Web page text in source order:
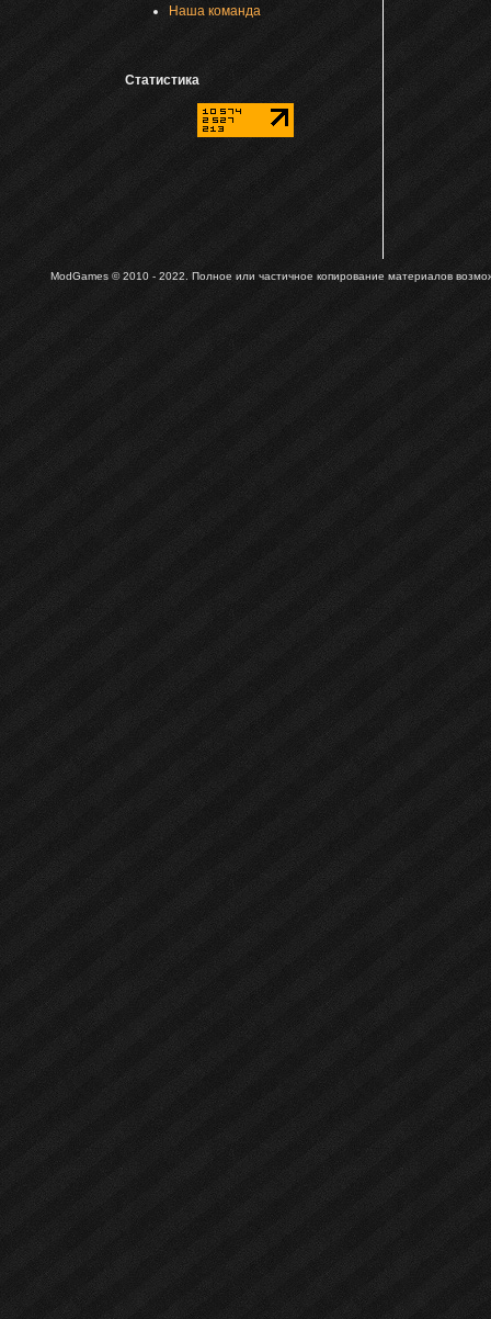
Наша команда
Статистика
ModGames © 2010 - 2022. Полное или частичное копирование материалов